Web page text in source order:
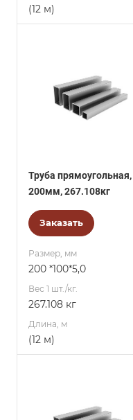
(12 м)
Труба прямоугольная,
200мм, 267.108кг
Заказать
Размер, мм
200 *100*5,0
Вес 1 шт./кг.
267.108 кг
Длина, м
(12 м)